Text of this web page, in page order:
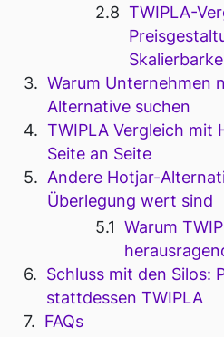
TWIPLA-
Warum Unternehmen
Alternative suchen
TWIPLA Vergleich mit
Seite an Seite
Andere Hotjar-
Überlegung wert sind
Warum
Schluss mit den Silos:
stattdessen TWIPLA
FAQs